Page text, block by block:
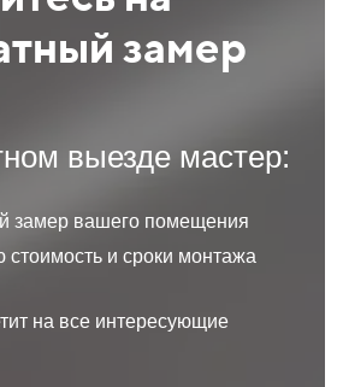
замер
выезде мастер:
замер вашего помещения
стоимость и сроки монтажа
на все интересующие